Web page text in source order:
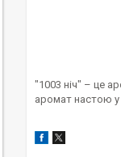
"1003 ніч" – це
аромат настою у